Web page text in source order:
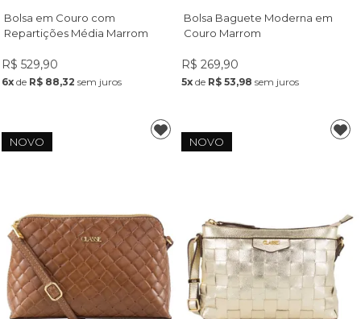
Bolsa em Couro com
Repartições Média Marrom
R$ 529,90
6xde R$ 88,32 sem juros
Bolsa Baguete Moderna em
Couro Marrom
R$ 269,90
5x de R$ 53,98 sem juros
NOVO NOVO